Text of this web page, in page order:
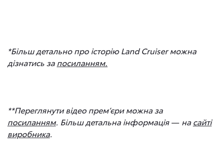
*Більш детально про історію Land Cruiser можна
дізнатись запосиланням.
**Переглянути відео прем’єри можна за
посиланням. Більш детальна інформація— насайті
виробника.